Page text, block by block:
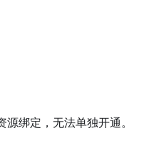
绑定，无法单独开通。